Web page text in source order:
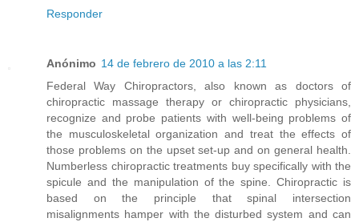
Responder
Anónimo 14 de febrero de 2010 a las 2:11
Federal Way Chiropractors, also known as doctors of
chiropractic massage therapy or chiropractic physicians,
recognize and probe patients with well-being problems of
the musculoskeletal organization and treat the effects of
those problems on the upset set-up and on general health.
Numberless chiropractic treatments buy specifically with the
spicule and the manipulation of the spine. Chiropractic is
based on the principle that spinal intersection
misalignments hamper with the disturbed system and can